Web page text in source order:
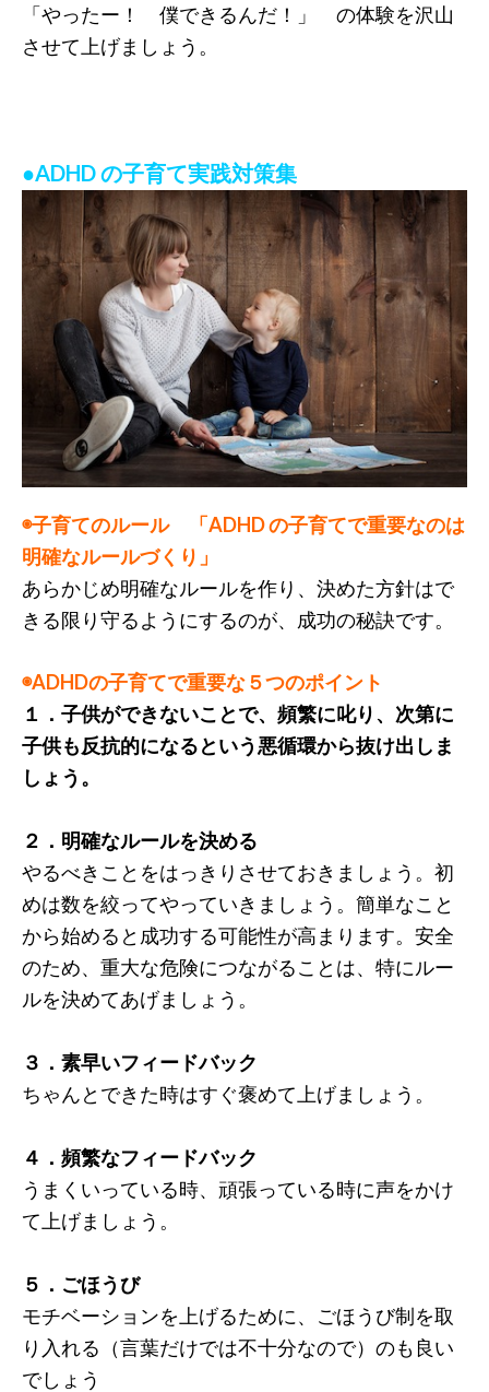
「やったー！ 僕できるんだ！」 の体験を沢山
させて上げましょう。
●ADHD の子育て実践対策集
◉子育てのルール 「ADHD の子育てで重要なのは
明確なルールづくり」
あらかじめ明確なルールを作り、決めた方針はで
きる限り守るようにするのが、成功の秘訣です。
◉ADHDの子育てで重要な５つのポイント
１．子供ができないことで、頻繁に叱り、次第に
子供も反抗的になるという悪循環から抜け出しま
しょう。
２．明確なルールを決める
やるべきことをはっきりさせておきましょう。初
めは数を絞ってやっていきましょう。簡単なこと
から始めると成功する可能性が高まります。安全
のため、重大な危険につながることは、特にルー
ルを決めてあげましょう。
３．素早いフィードバック
ちゃんとできた時はすぐ褒めて上げましょう。
４．頻繁なフィードバック
うまくいっている時、頑張っている時に声をかけ
て上げましょう。
５．ごほうび
モチベーションを上げるために、ごほうび制を取
り入れる（言葉だけでは不十分なので）のも良い
でしょう